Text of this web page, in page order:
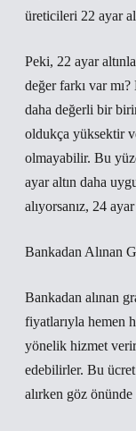
üreticileri 22 ayar
Peki, 22 ayar
değer farkı var
daha değerli bir
oldukça yüksektir
olmayabilir. Bu
ayar altın daha
alıyorsanız, 24
Bankadan Alınan
Bankadan alınan
fiyatlarıyla hemen
yönelik hizmet
edebilirler. Bu
alırken göz